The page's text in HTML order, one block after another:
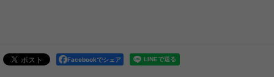
Facebookでシェア